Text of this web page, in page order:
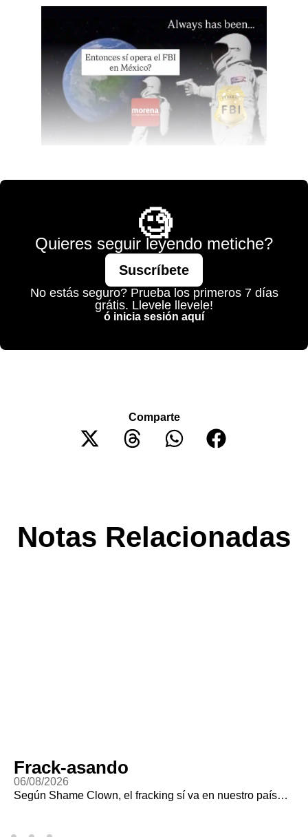
🧐
Quieres seguir leyendo metiche?
Suscríbete
No estás seguro? Prueba los primeros 7 días
grátis. Llevele llevele!
ó inicia sesión aquí
Comparte
Notas Relacionadas
Frack-asando
06/08/2026
Según Shame Clown, el fracking sí va en nuestro país…